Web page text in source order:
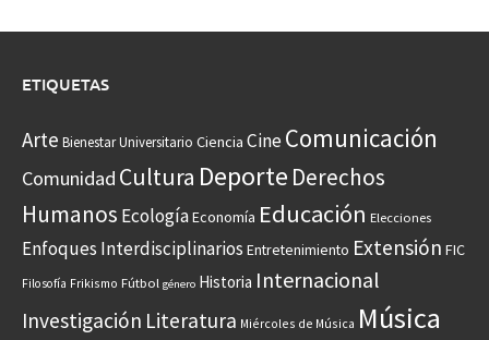
ETIQUETAS
Arte Bienestar Universitario Ciencia CineComunicación
Comunidad Cultura Deporte Derechos
Humanos EcologíaEconomía Educación Elecciones
Enfoques Interdisciplinarios Entretenimiento Extensión FIC
Filosofía Frikismo Fútbol género Historia Internacional
Investigación Literatura Miércoles de Música Música